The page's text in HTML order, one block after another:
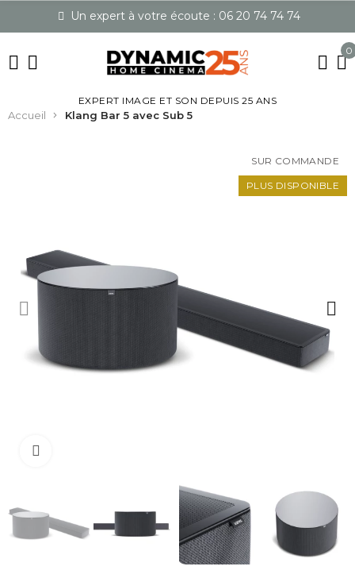
Un expert à votre écoute : 06 20 74 74 74
0
EXPERT IMAGE ET SON DEPUIS 25 ANS
Accueil Klang Bar 5 avec Sub 5
SUR COMMANDE
PLUS DISPONIBLE